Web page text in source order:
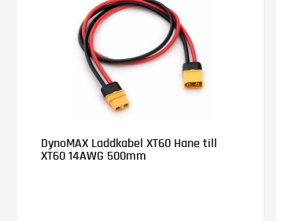
DynoMAX Laddkabel XT60 Hane till
XT60 14AWG 500mm